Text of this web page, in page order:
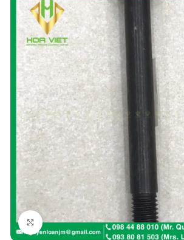
Click to enlarge